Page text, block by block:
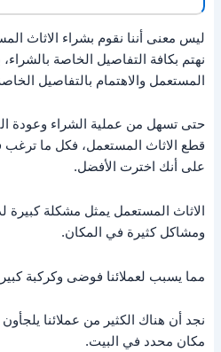
ليس معنى أننا نقوم بشراء الاثاث
نهتم بكافة التفاصيل الخاصة
المستعمل والاهتمام بالتفاصيل
حتى تسهل من عملية الشراء وعودة
قطع الاثاث المستعمل، فكل ما
على أنك اخترت الأفضل.
الاثاث المستعمل يمثل مشكلة كبيرة
ومشاكل كثيرة في المكان.
مما يسبب لعملائنا فوضى وكركبة
نجد أن هناك الكثير من عملائنا
مكان محدد في البيت.